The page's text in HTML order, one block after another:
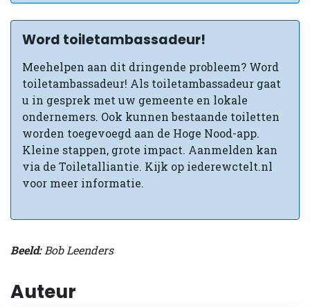
Word toiletambassadeur!
Meehelpen aan dit dringende probleem? Word
toiletambassadeur! Als toiletambassadeur gaat
u in gesprek met uw gemeente en lokale
ondernemers. Ook kunnen bestaande toiletten
worden toegevoegd aan de Hoge Nood-app.
Kleine stappen, grote impact. Aanmelden kan
via de Toiletalliantie. Kijk op iederewctelt.nl
voor meer informatie.
Beeld: Bob Leenders
Auteur